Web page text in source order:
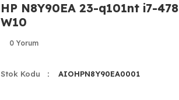
HP N8Y90EA 23-q101nt i7-
W10
0 Yorum
Stok Kodu AIOHPN8Y90EA0001